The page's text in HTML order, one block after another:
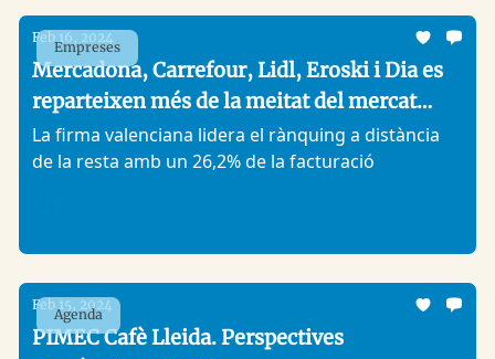
Empreses
Feb 16, 2024
Mercadona, Carrefour, Lidl, Eroski i Dia es
reparteixen més de la meitat del mercat
estatal de la distribució
La firma valenciana lidera el rànquing a distància
de la resta amb un 26,2% de la facturació
Agenda
Feb 15, 2024
PIMEC Cafè Lleida. Perspectives